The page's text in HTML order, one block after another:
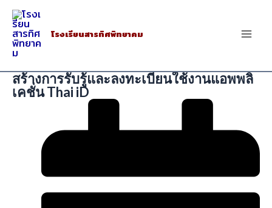
Skip
content
โรงเรียนสารทิศพิทยาคม
สร้างการรับรู้และลงทะเบียนใช้งานแอพพลิ
เคชั่น Thai iD